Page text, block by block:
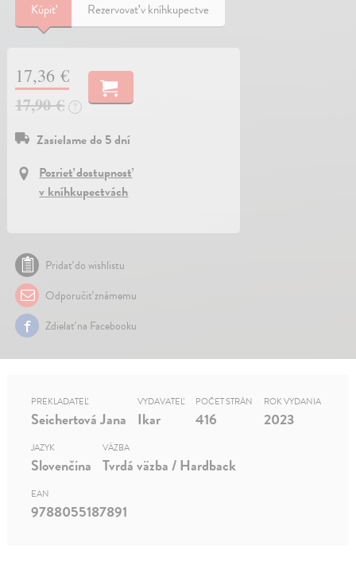
Kúpiť Rezervovať v kníhkupectve
17,36 €
17,90 €
?
Zasielame do 5 dní
Pozrieť dostupnosť
v kníhkupectvách
Pridať do wishlistu
Odporučiť známemu
Zdielať na Facebooku
PREKLADATEĽ
Seichertová Jana
VYDAVATEĽ
Ikar
POČET STRÁN
416
ROK VYDANIA
2023
JAZYK
Slovenčina
VÄZBA
Tvrdá väzba / Hardback
EAN
9788055187891